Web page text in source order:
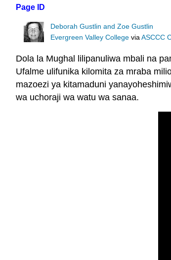
Page ID
Deborah Gustlin and Zoe Gustlin
Evergreen Valley College viaASCCC
Dola la Mughal lilipanuliwa mbali na
Ufalme ulifunika kilomita za mraba
mazoezi ya kitamaduni
wa uchoraji wa watu wa sanaa.